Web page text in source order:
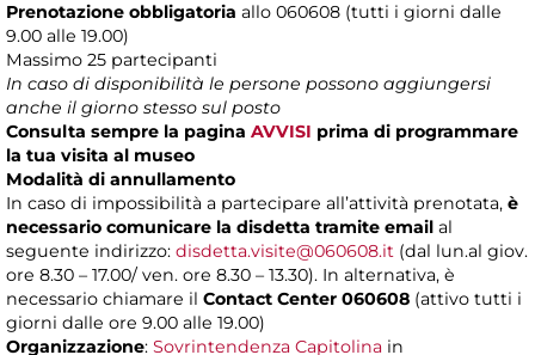
Prenotazione obbligatoria allo 060608 (tutti i giorni dalle
9.00 alle 19.00)
Massimo 25 partecipanti
In caso di disponibilità le persone possono aggiungersi
anche il giorno stesso sul posto
Consulta sempre la pagina AVVISI prima di programmare
la tua visita al museo
Modalità di annullamento
In caso di impossibilità a partecipare all’attività prenotata, è
necessario comunicare la disdetta tramite email al
seguente indirizzo: disdetta.visite@060608.it (dal lun.al giov.
ore 8.30 – 17.00/ ven. ore 8.30 – 13.30). In alternativa, è
necessario chiamare il Contact Center 060608 (attivo tutti i
giorni dalle ore 9.00 alle 19.00)
Organizzazione: Sovrintendenza Capitolina in